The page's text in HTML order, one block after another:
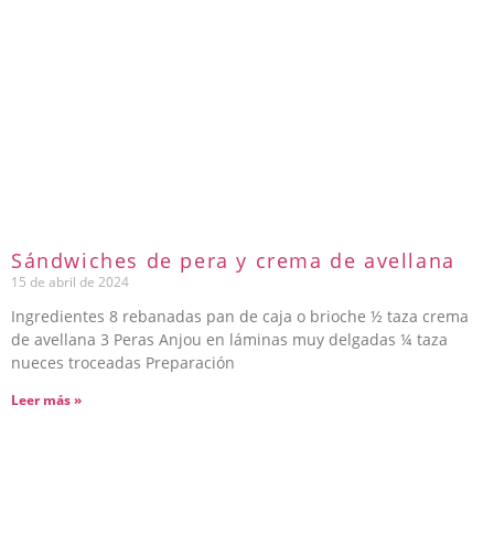
Sándwiches de pera y crema de avellana
15 de abril de 2024
Ingredientes 8 rebanadas pan de caja o brioche ½ taza crema
de avellana 3 Peras Anjou en láminas muy delgadas ¼ taza
nueces troceadas Preparación
Leer más »